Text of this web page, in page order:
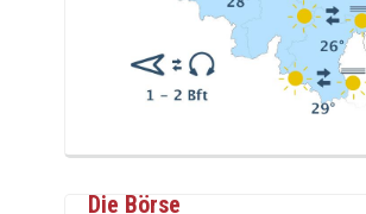
Die Börse